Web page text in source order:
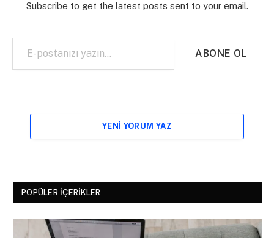
Subscribe to get the latest posts sent to your email.
E-postanızı yazın…
ABONE OL
YENI YORUM YAZ
POPÜLER İÇERIKLER